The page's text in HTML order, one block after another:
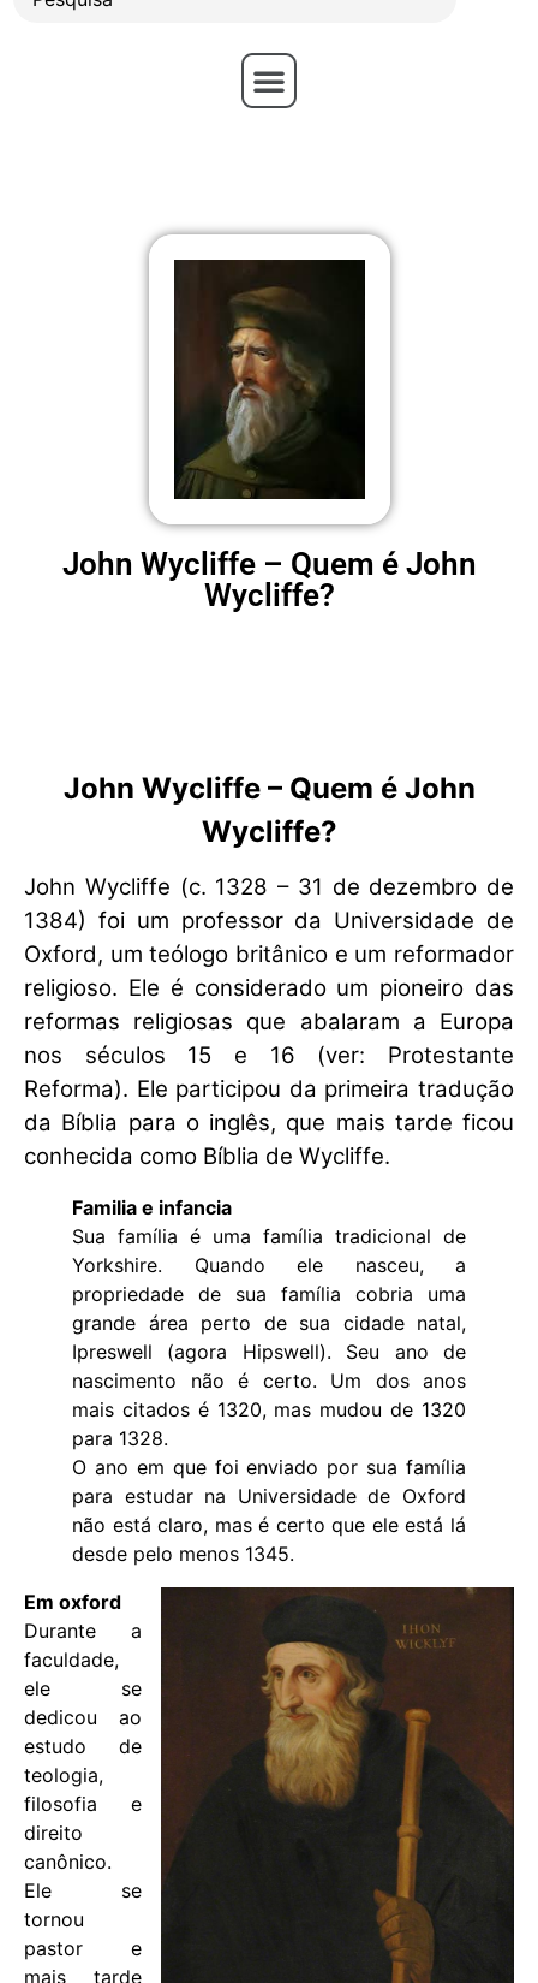
John Wycliffe – Quem é John
Wycliffe?
John Wycliffe – Quem é John
Wycliffe?
John Wycliffe (c. 1328 – 31 de dezembro de
1384) foi um professor da Universidade de
Oxford, um teólogo britânico e um reformador
religioso. Ele é considerado um pioneiro das
reformas religiosas que abalaram a Europa
nos séculos 15 e 16 (ver: Protestante
Reforma). Ele participou da primeira tradução
da Bíblia para o inglês, que mais tarde ficou
conhecida como Bíblia de Wycliffe.
Familia e infancia
Sua família é uma família tradicional de
Yorkshire. Quando ele nasceu, a
propriedade de sua família cobria uma
grande área perto de sua cidade natal,
Ipreswell (agora Hipswell). Seu ano de
nascimento não é certo. Um dos anos
mais citados é 1320, mas mudou de 1320
para 1328.
O ano em que foi enviado por sua família
para estudar na Universidade de Oxford
não está claro, mas é certo que ele está lá
desde pelo menos 1345.
Em oxford
Durante a
faculdade,
ele se
dedicou ao
estudo de
teologia,
filosofia e
direito
canônico.
Ele se
tornou
pastor e
mais tarde